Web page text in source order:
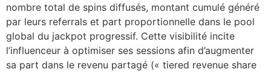
nombre total de spins diffusés, montant cumulé généré
par leurs referrals et part proportionnelle dans le pool
global du jackpot progressif. Cette visibilité incite
l’influenceur à optimiser ses sessions afin d’augmenter
sa part dans le revenu partagé (« tiered revenue share